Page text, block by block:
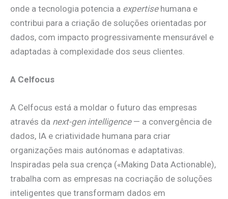
onde a tecnologia potencia a expertisehumana e
contribui para a criação de soluções orientadas por
dados, com impacto progressivamente mensurável e
adaptadas à complexidade dos seus clientes.
A Celfocus
A Celfocus está a moldar o futuro das empresas
através da next-gen intelligence— a convergência de
dados, IA e criatividade humana para criar
organizações mais autónomas e adaptativas.
Inspiradas pela sua crença («Making Data Actionable),
trabalha com as empresas na cocriação de soluções
inteligentes que transformam dados em